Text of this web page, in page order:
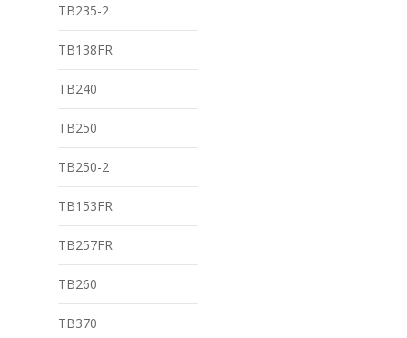
TB235-2
TB138FR
TB240
TB250
TB250-2
TB153FR
TB257FR
TB260
TB370